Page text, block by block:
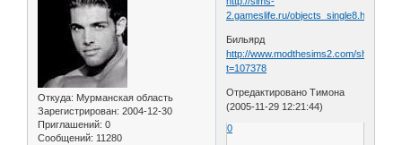
Откуда: Мурманская область
Зарегистрирован: 2004-12-30
Приглашений: 0
Сообщений: 11280
2.gameslife.ru/objects_single8.htm
Бильярд
http://www.modthesims2.com/
t=107378
Отредактировано Тимона
(2005-11-29 12:21:44)
0